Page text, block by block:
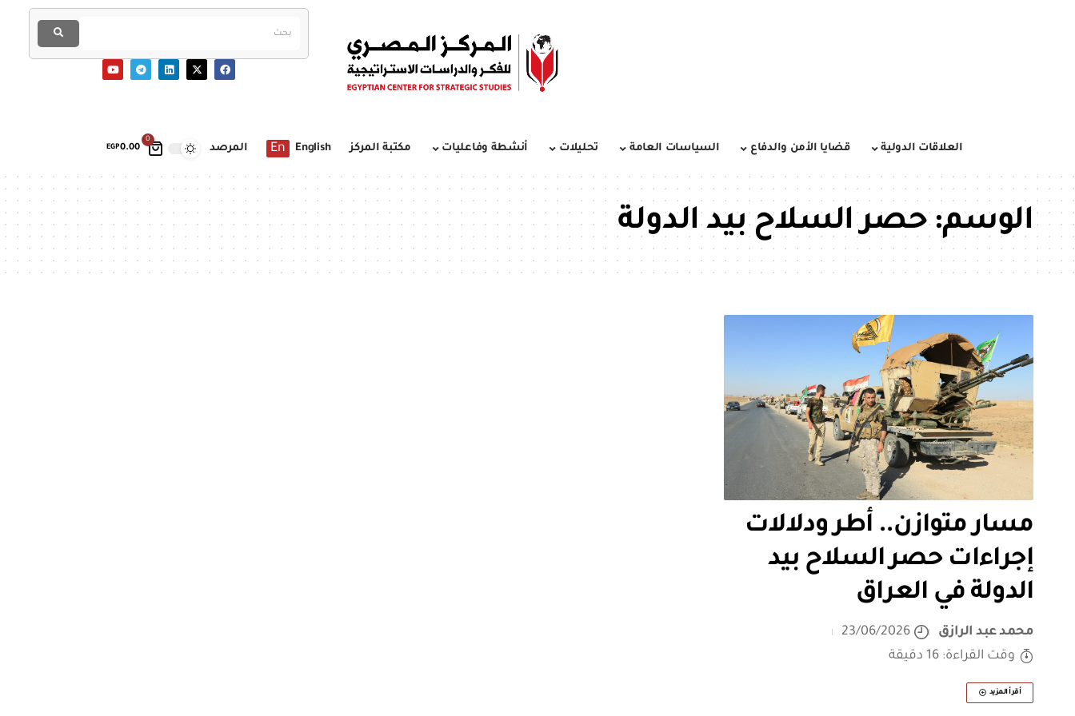
0
EGP0.00 العلاقات الدولية قضايا الأمن والدفاع السياسات العامة تحليلات أنشطة وفاعليات مكتبة المركز English
En المرصد
الوسم:حصر السلاح بيد الدولة
مسار متوازن.. أطر ودلالات
إجراءات حصر السلاح بيد
الدولة في العراق
محمد عبد الرازق
23/06/2026
وقت القراءة: 16 دقيقة
أقرأ المزيد